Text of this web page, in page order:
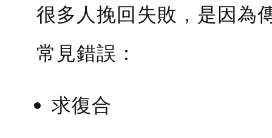
很多人挽回失敗，是因為
常見錯誤：
求復合